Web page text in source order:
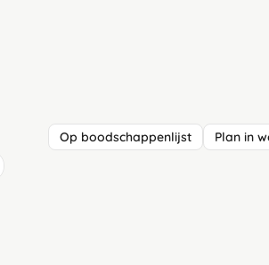
Op boodschappenlijst Plan in